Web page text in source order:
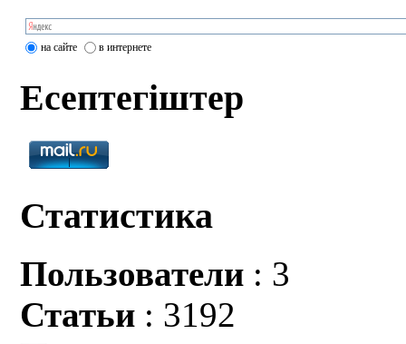
на сайте в интернете
Есептегіштер
Статистика
Пользователи : 3
Статьи : 3192